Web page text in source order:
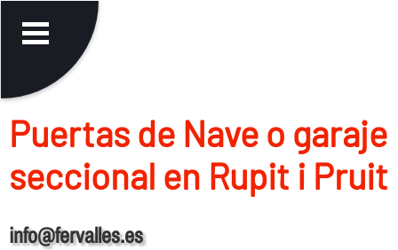
Puertas de Nave o garaje
seccional en Rupit i Pruit
info@fervalles.es